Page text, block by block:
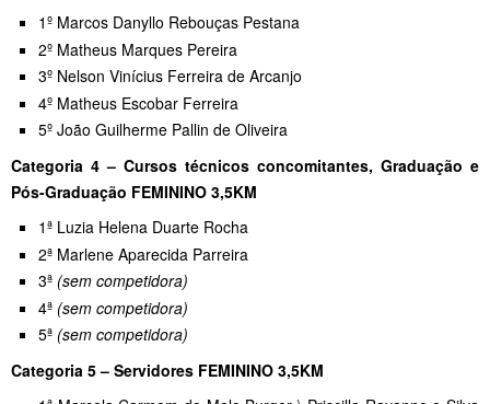
1º Marcos Danyllo Rebouças Pestana
2º Matheus Marques Pereira
3º Nelson Vinícius Ferreira de Arcanjo
4º Matheus Escobar Ferreira
5º João Guilherme Pallin de Oliveira
Categoria 4 – Cursos técnicos concomitantes, Graduação e
Pós-Graduação FEMININO 3,5KM
1ª Luzia Helena Duarte Rocha
2ª Marlene Aparecida Parreira
3ª (sem competidora)
4ª (sem competidora)
5ª (sem competidora)
Categoria 5 – Servidores FEMININO 3,5KM